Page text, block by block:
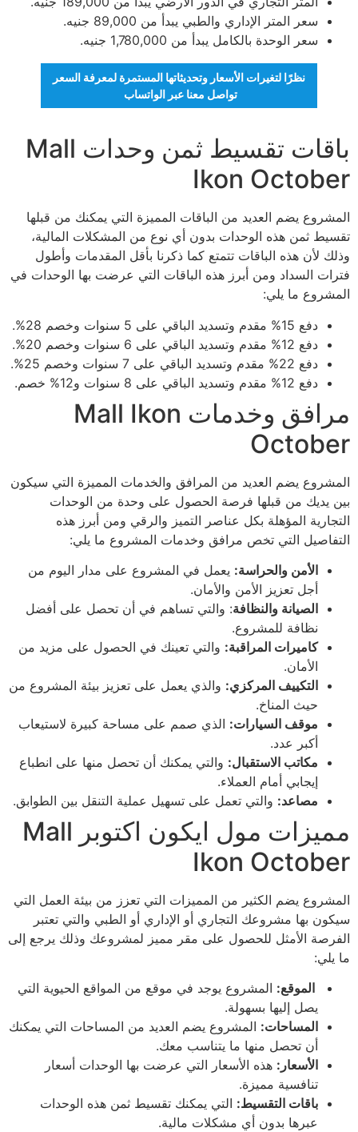
سعر المتر الإداري والطبي يبدأ من 89,000 جنيه.
سعر الوحدة بالكامل يبدأ من 1,780,000 جنيه.
نظرًا لتغيرات الأسعار وتحديثاتها المستمرة لمعرفة السعر
تواصل معنا عبر الواتساب
باقات تقسيط ثمن وحدات Mall
Ikon October
المشروع يضم العديد من الباقات المميزة التي يمكنك من قبلها
تقسيط ثمن هذه الوحدات بدون أي نوع من المشكلات المالية،
وذلك لأن هذه الباقات تتمتع كما ذكرنا بأقل المقدمات وأطول
فترات السداد ومن أبرز هذه الباقات التي عرضت بها الوحدات في
المشروع ما يلي:
دفع 15% مقدم وتسديد الباقي على 5 سنوات وخصم 28%.
دفع 12% مقدم وتسديد الباقي على 6 سنوات وخصم 20%.
دفع 22% مقدم وتسديد الباقي على 7 سنوات وخصم 25%.
دفع 12% مقدم وتسديد الباقي على 8 سنوات و12% خصم.
مرافق وخدمات Mall Ikon
October
المشروع يضم العديد من المرافق والخدمات المميزة التي سيكون
بين يديك من قبلها فرصة الحصول على وحدة من الوحدات
التجارية المؤهلة بكل عناصر التميز والرقي ومن أبرز هذه
التفاصيل التي تخص مرافق وخدمات المشروع ما يلي:
الأمن والحراسة: يعمل في المشروع على مدار اليوم من
أجل تعزيز الأمن والأمان.
الصيانة والنظافة: والتي تساهم في أن تحصل على أفضل
نظافة للمشروع.
كاميرات المراقبة: والتي تعينك في الحصول على مزيد من
الأمان.
التكييف المركزي: والذي يعمل على تعزيز بيئة المشروع من
حيث المناخ.
موقف السيارات: الذي صمم على مساحة كبيرة لاستيعاب
أكبر عدد.
مكاتب الاستقبال: والتي يمكنك أن تحصل منها على انطباع
إيجابي أمام العملاء.
مصاعد: والتي تعمل على تسهيل عملية التنقل بين الطوابق.
مميزات مول ايكون اكتوبر Mall
Ikon October
المشروع يضم الكثير من المميزات التي تعزز من بيئة العمل التي
سيكون بها مشروعك التجاري أو الإداري أو الطبي والتي تعتبر
الفرصة الأمثل للحصول على مقر مميز لمشروعك وذلك يرجع إلى
ما يلي:
الموقع: المشروع يوجد في موقع من المواقع الحيوية التي
يصل إليها بسهولة.
المساحات: المشروع يضم العديد من المساحات التي يمكنك
أن تحصل منها ما يتناسب معك.
الأسعار: هذه الأسعار التي عرضت بها الوحدات أسعار
تنافسية مميزة.
باقات التقسيط: التي يمكنك تقسيط ثمن هذه الوحدات
عبرها بدون أي مشكلات مالية.